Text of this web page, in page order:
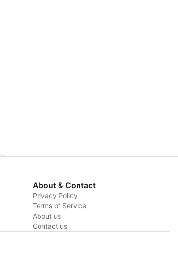
About & Contact
Privacy Policy
Terms of Service
About us
Contact us